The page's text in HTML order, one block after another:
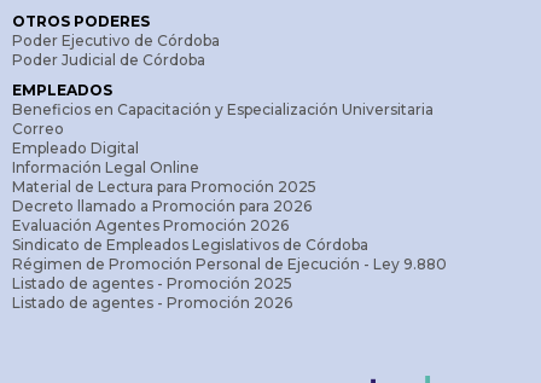
OTROS PODERES
Poder Ejecutivo de Córdoba
Poder Judicial de Córdoba
EMPLEADOS
Beneficios en Capacitación y Especialización Universitaria
Correo
Empleado Digital
Información Legal Online
Material de Lectura para Promoción 2025
Decreto llamado a Promoción para 2026
Evaluación Agentes Promoción 2026
Sindicato de Empleados Legislativos de Córdoba
Régimen de Promoción Personal de Ejecución - Ley 9.880
Listado de agentes - Promoción 2025
Listado de agentes - Promoción 2026